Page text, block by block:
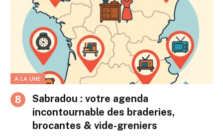
A LA UNE
Sabradou : votre agenda
incontournable des braderies,
brocantes & vide-greniers